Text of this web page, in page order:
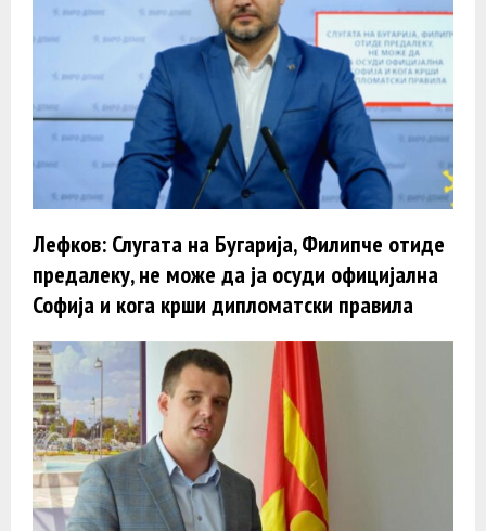
Лефков: Слугата на Бугарија, Филипче отиде
предалеку, не може да ја осуди официјална
Софија и кога крши дипломатски правила